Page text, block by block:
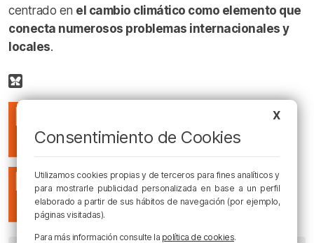
centrado en el cambio climático como elemento que
conecta numerosos problemas internacionales y
locales.
X
Consentimiento de Cookies
Utilizamos cookies propias y de terceros para fines analíticos y
para mostrarle publicidad personalizada en base a un perfil
elaborado a partir de sus hábitos de navegación (por ejemplo,
páginas visitadas).
Para más información consulte la política de cookies.